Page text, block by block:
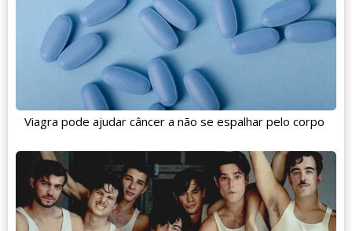
Viagra pode ajudar câncer a não se espalhar pelo corpo